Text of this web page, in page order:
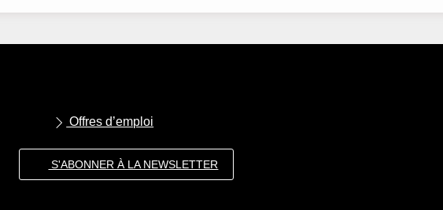
Offres d’emploi
S'ABONNER À LA NEWSLETTER